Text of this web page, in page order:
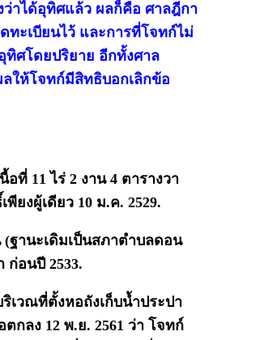
าได้อุทิศแล้ว ผลก็คือ ศาลฎีกา
ะเบียนไว้ และการที่โจทก์ไม่
ทิศโดยปริยาย อีกทั้งศาล
ให้โจทก์มีสิทธิบอกเลิกข้อ
ที่ 11 ไร่ 2 งาน 4 ตารางวา
ยงผู้เดียว 10 ม.ค. 2529.
ฐานะเดิมเป็นสภาตำบลดอน
อนปี 2533.
เวณที่ตั้งหอถังเก็บน้ำประปา
กลง 12 พ.ย. 2561 ว่า โจทก์